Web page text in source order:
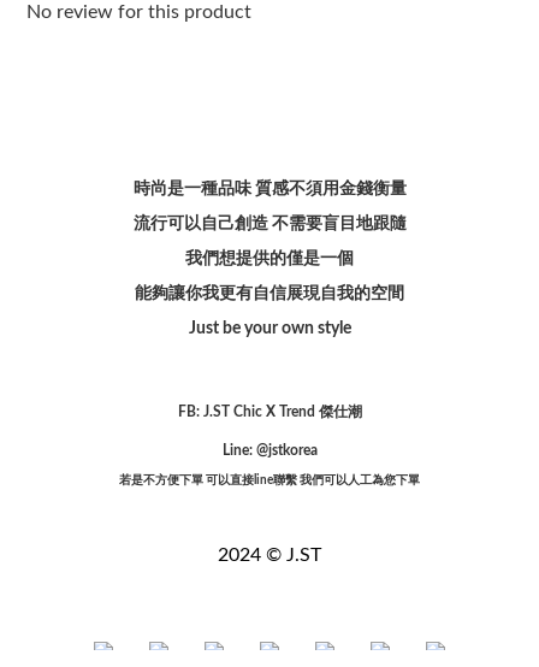
No review for this product
時尚是一種品味 質感不須用金錢衡量
流行可以自己創造 不需要盲目地跟隨
我們想提供的僅是一個
能夠讓你我更有自信展現自我的空間
Just be your own style
FB: J.ST Chic X Trend 傑仕潮
Line: @jstkorea
若是不方便下單 可以直接line聯繫 我們可以人工為您下單
2024 © J.ST